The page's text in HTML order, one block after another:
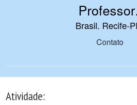
Professor
Brasil. Recife-
Contato
Atividade: